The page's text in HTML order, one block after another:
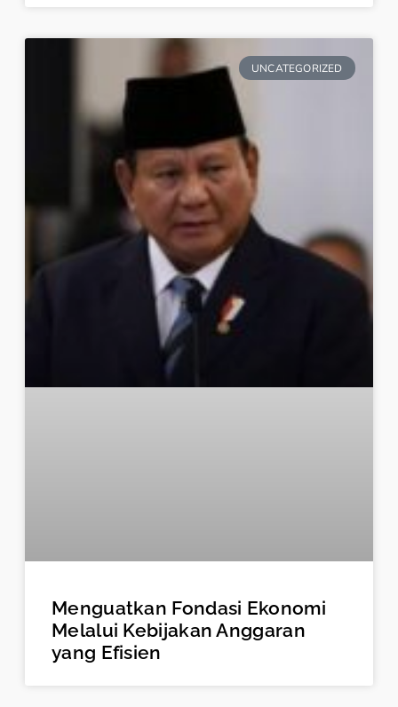
UNCATEGORIZED
Menguatkan Fondasi Ekonomi
Melalui Kebijakan Anggaran
yang Efisien